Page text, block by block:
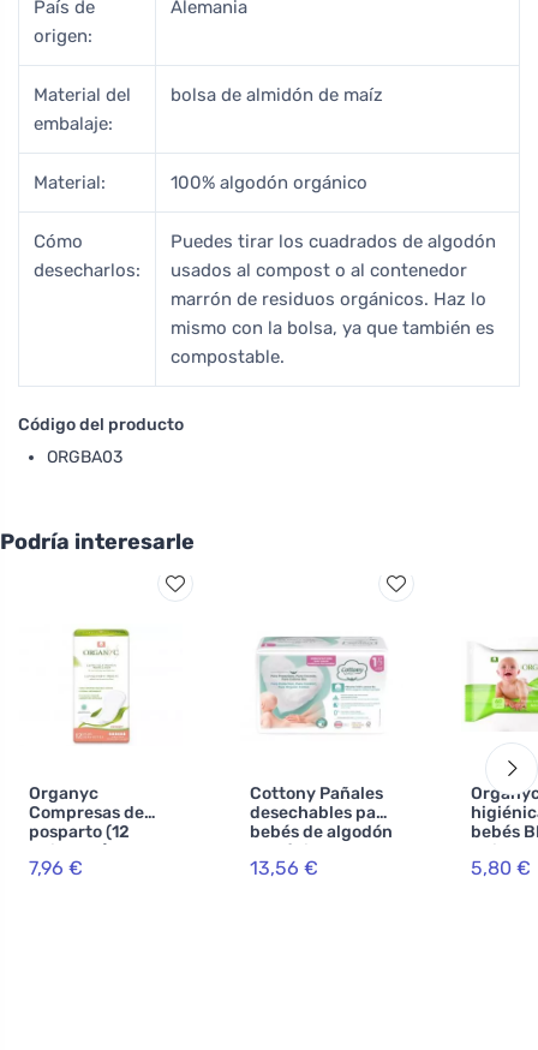
País de
origen:
Alemania
Material del
embalaje:
bolsa de almidón de maíz
Material: 100% algodón orgánico
Cómo
desecharlos:
Puedes tirar los cuadrados de algodón
usados al compost o al contenedor
marrón de residuos orgánicos. Haz lo
mismo con la bolsa, ya que también es
compostable.
Código del producto
ORGBA03
Podría interesarle
Organyc
Compresas de
posparto (12
unidades) - 100%
algodón
7,96 €
Cottony Pañales
desechables para
bebés de algodón
ecológico de 2 a 5
kg
13,56 €
bebés
5,80 €